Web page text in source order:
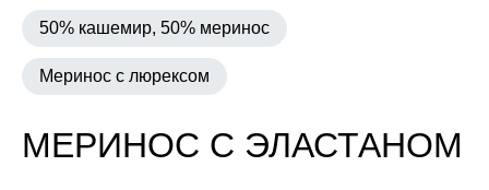
50% кашемир, 50% меринос
Меринос с люрексом
МЕРИНОС С ЭЛАСТАНОМ